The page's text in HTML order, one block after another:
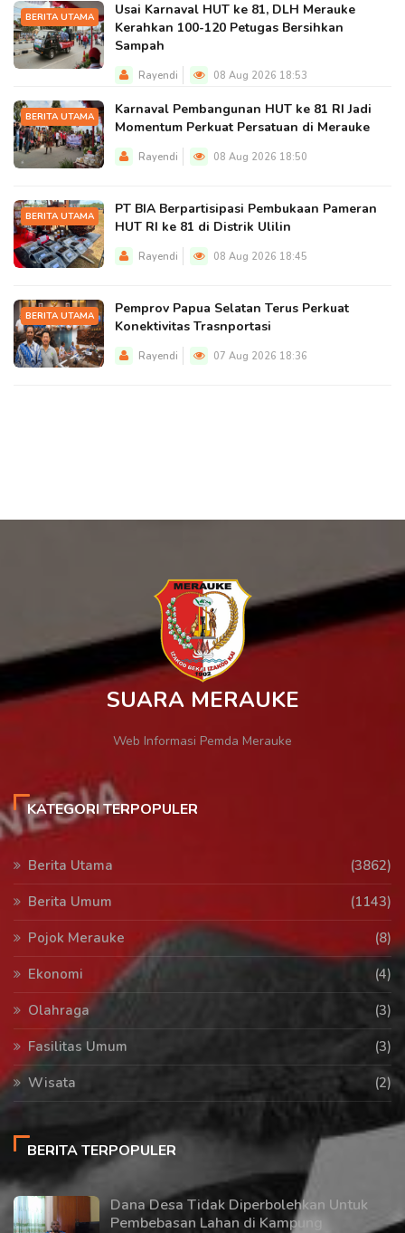
BERITA UTAMA
Usai Karnaval HUT ke 81, DLH Merauke
Kerahkan 100-120 Petugas Bersihkan
Sampah
Rayendi 08 Aug 2026 18:53
BERITA UTAMA
Karnaval Pembangunan HUT ke 81 RI Jadi
Momentum Perkuat Persatuan di Merauke
Rayendi 08 Aug 2026 18:50
BERITA UTAMA
PT BIA Berpartisipasi Pembukaan Pameran
HUT RI ke 81 di Distrik Ulilin
Rayendi 08 Aug 2026 18:45
BERITA UTAMA
Pemprov Papua Selatan Terus Perkuat
Konektivitas Trasnportasi
Rayendi 07 Aug 2026 18:36
SUARA MERAUKE
Web Informasi Pemda Merauke
KATEGORI TERPOPULER
Berita Utama
(3862)
Berita Umum
(1143)
Pojok Merauke
(8)
Ekonomi
(4)
Olahraga
(3)
Fasilitas Umum
(3)
Wisata
(2)
BERITA TERPOPULER
Dana Desa Tidak Diperbolehkan Untuk
Pembebasan Lahan di Kampung